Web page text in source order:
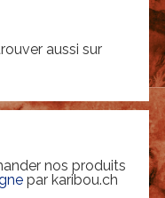
aussi sur
nos produits
par karibou.ch